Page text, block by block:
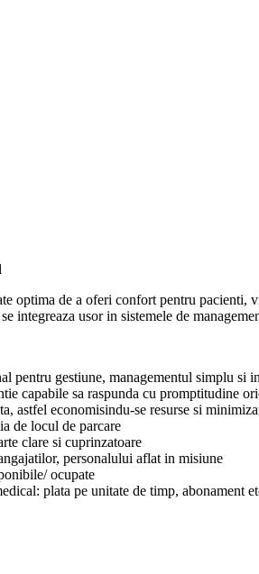
optima de a oferi confort pentru
integreaza usor in sistemele de
pentru gestiune, managementul simplu
capabile sa raspunda cu promptitudine
astfel economisindu-se resurse si
de locul de parcare
clare si cuprinzatoare
personalului aflat in misiune
ocupate
plata pe unitate de timp, abonament